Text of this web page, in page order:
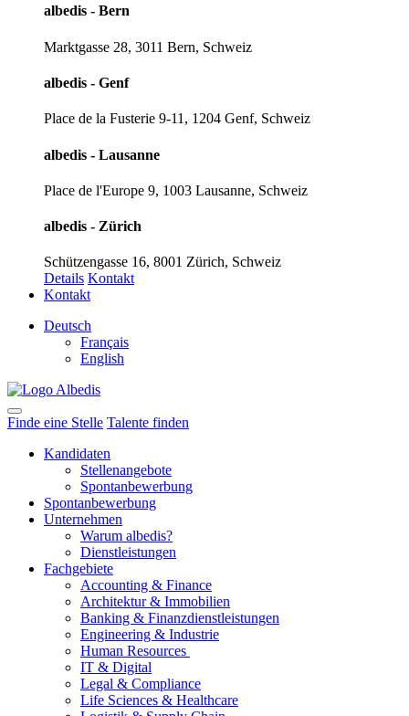
albedis - Bern
Marktgasse 28, 3011 Bern, Schweiz
albedis - Genf
Place de la Fusterie 9-11, 1204 Genf, Schweiz
albedis - Lausanne
Place de l'Europe 9, 1003 Lausanne, Schweiz
albedis - Zürich
Schützengasse 16, 8001 Zürich, Schweiz
Details Kontakt
Kontakt
Deutsch
Français
English
Finde eine Stelle Talente finden
Kandidaten
Stellenangebote
Spontanbewerbung
Spontanbewerbung
Unternehmen
Warum albedis?
Dienstleistungen
Fachgebiete
Accounting & Finance
Architektur & Immobilien
Banking & Finanzdienstleistungen
Engineering & Industrie
Human Resources
IT & Digital
Legal & Compliance
Life Sciences & Healthcare